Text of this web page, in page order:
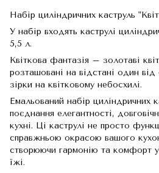
Набір циліндричних каструль
У набір входять каструлі
5,5 л.
Квіткова фантазія – золотаві
розташовані на відстані один від
зірки на квітковому небосхилі.
Емальований набір
поєднання елегантності,
кухні. Ці каструлі не просто
справжньою окрасою вашого
створюючи гармонію та комфорт у
їжі.